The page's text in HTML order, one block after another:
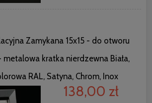
Zamykana 15x15 - do otworu
metalowa kratka nierdzewna Biała,
RAL, Satyna, Chrom, Inox
138,00 zł